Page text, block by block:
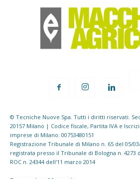
© Tecniche Nuove Spa. Tutti i diritti riservati.
20157 Milano | Codice fiscale, Partita IVA e
imprese di Milano: 00753480151
Registrazione Tribunale di Milano n. 65 del 05/
registrata presso il Tribunale di Bologna n. 4273
ROC n. 24344 dell'11 marzo 2014